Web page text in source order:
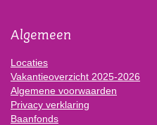
Algemeen
Locaties
Vakantieoverzicht 2025-2026
Algemene voorwaarden
Privacy verklaring
Baanfonds